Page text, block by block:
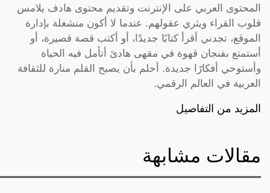
المحتوى العربي على الإنترنت وتقديم محتوى هادف يلامس
قلوب القراء ويثري عقولهم. عندما لا أكون منشغلة بإدارة
الموقع، تجدني أقرأ كتابًا جديدًا، أو أكتب قصة قصيرة، أو
أستمتع بفنجان قهوة في مقهى هادئ أتأمل فيه الحياة
وأستوحي أفكارًا جديدة. أحلم بأن يصبح القلم منارة للثقافة
العربية في العالم الرقمي.
المزيد من التفاصيل
مقالات مشابهة